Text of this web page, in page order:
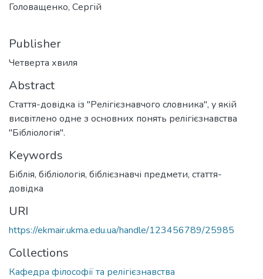
Головащенко, Сергій
Publisher
Четверта хвиля
Abstract
Стаття-довідка із "Релігієзнавчого словника", у якій
висвітлено одне з основних понять релігієзнавства
"Бібліологія".
Keywords
Біблія, бібліологія, біблієзнавчі предмети, стаття-
довідка
URI
https://ekmair.ukma.edu.ua/handle/123456789/25985
Collections
Кафедра філософії та релігієзнавства